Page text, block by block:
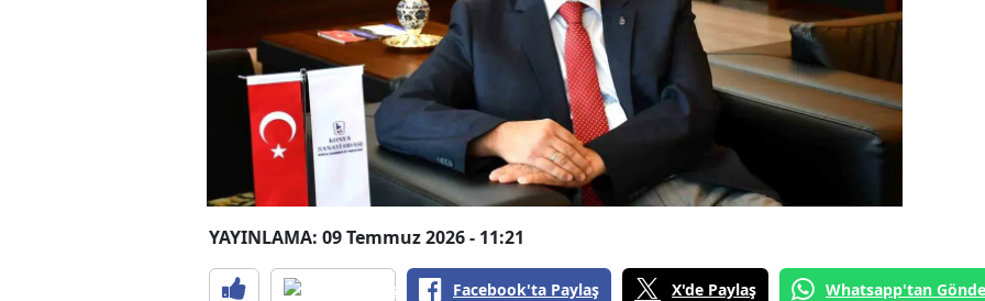
YAYINLAMA: 09 Temmuz 2026 - 11:21
Facebook'ta Paylaş X'de Paylaş Whatsapp'tan